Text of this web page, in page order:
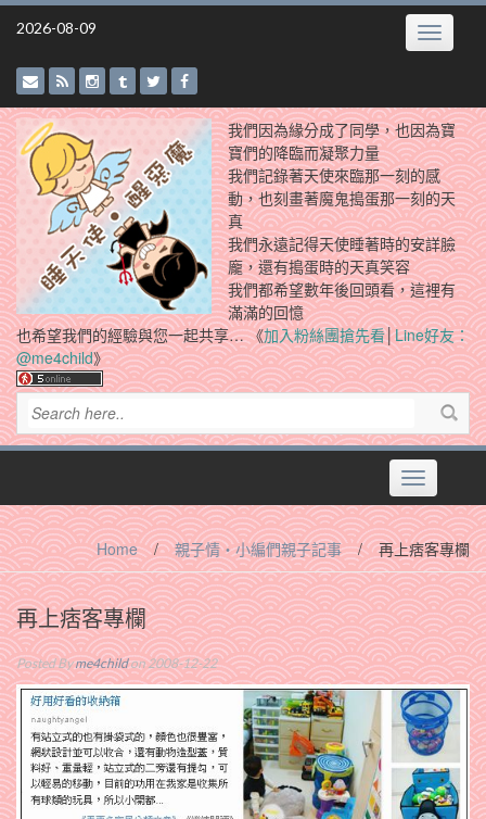
Skip
2026-08-09 Toggle
我們因為緣分成了同學，也因為寶
寶們的降臨而凝聚力量
我們記錄著天使來臨那一刻的感
動，也刻畫著魔鬼搗蛋那一刻的天
真
我們永遠記得天使睡著時的安詳臉
龐，還有搗蛋時的天真笑容
我們都希望數年後回頭看，這裡有
滿滿的回憶
也希望我們的經驗與您一起共享… 《加入粉絲團搶先看│Line好友：
@me4child》
Toggle
navigation
Home / 親子情‧小編們親子記事 / 再上痞客專欄
再上痞客專欄
Posted Byme4childon 2008-12-22